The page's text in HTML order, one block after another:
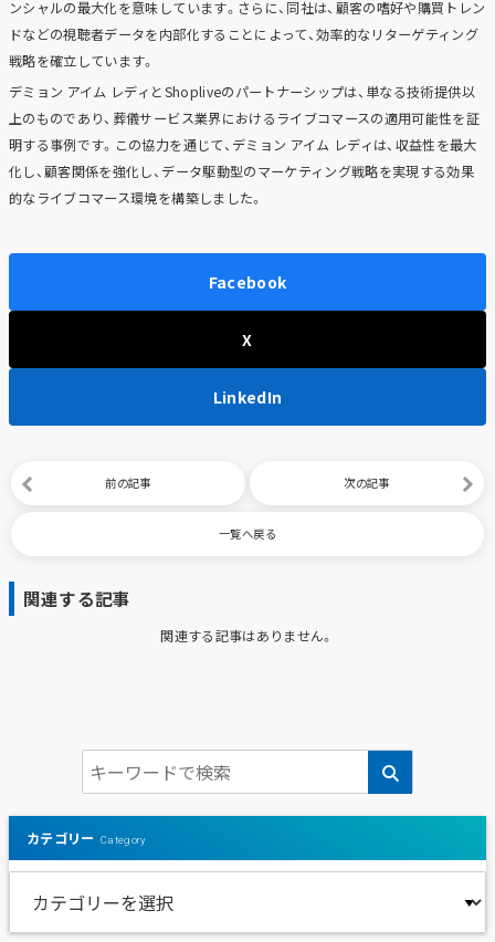
ンシャルの最大化を意味しています。さらに、同社は、顧客の嗜好や購買トレン
ドなどの視聴者データを内部化することによって、効率的なリターゲティング
戦略を確立しています。
デミョン アイム レディとShopliveのパートナーシップは、単なる技術提供以
上のものであり、葬儀サービス業界におけるライブコマースの適用可能性を証
明する事例です。この協力を通じて、デミョン アイム レディは、収益性を最大
化し、顧客関係を強化し、データ駆動型のマーケティング戦略を実現する効果
的なライブコマース環境を構築しました。
Facebook
X
LinkedIn
前の記事 次の記事
一覧へ戻る
関連する記事
関連する記事はありません。
カテゴリー Category